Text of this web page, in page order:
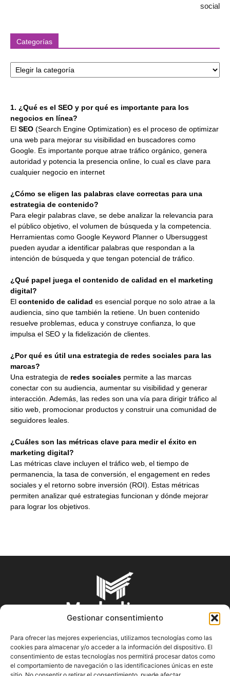
Gestionar consentimiento
Para ofrecer las mejores experiencias, utilizamos tecnologías como las
cookies para almacenar y/o acceder a la información del dispositivo. El
consentimiento de estas tecnologías nos permitirá procesar datos como
el comportamiento de navegación o las identificaciones únicas en este
social
Categorías
1. ¿Qué es el SEO y por qué es importante para los
negocios en línea?
El SEO (Search Engine Optimization) es el proceso de optimizar
una web para mejorar su visibilidad en buscadores como
Google. Es importante porque atrae tráfico orgánico, genera
autoridad y potencia la presencia online, lo cual es clave para
cualquier negocio en internet
¿Cómo se eligen las palabras clave correctas para una
estrategia de contenido?
Para elegir palabras clave, se debe analizar la relevancia para
el público objetivo, el volumen de búsqueda y la competencia.
Herramientas como Google Keyword Planner o Ubersuggest
pueden ayudar a identificar palabras que respondan a la
intención de búsqueda y que tengan potencial de tráfico.
¿Qué papel juega el contenido de calidad en el marketing
digital?
El contenido de calidad es esencial porque no solo atrae a la
audiencia, sino que también la retiene. Un buen contenido
resuelve problemas, educa y construye confianza, lo que
impulsa el SEO y la fidelización de clientes.
¿Por qué es útil una estrategia de redes sociales para las
marcas?
Una estrategia de redes sociales permite a las marcas
conectar con su audiencia, aumentar su visibilidad y generar
interacción. Además, las redes son una vía para dirigir tráfico al
sitio web, promocionar productos y construir una comunidad de
seguidores leales.
¿Cuáles son las métricas clave para medir el éxito en
marketing digital?
Las métricas clave incluyen el tráfico web, el tiempo de
permanencia, la tasa de conversión, el engagement en redes
sociales y el retorno sobre inversión (ROI). Estas métricas
permiten analizar qué estrategias funcionan y dónde mejorar
para lograr los objetivos.
SOBRE NOSOTROS